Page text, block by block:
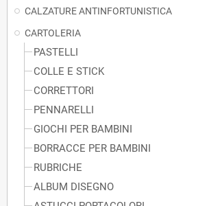
CALZATURE ANTINFORTUNISTICA
CARTOLERIA
PASTELLI
COLLE E STICK
CORRETTORI
PENNARELLI
GIOCHI PER BAMBINI
BORRACCE PER BAMBINI
RUBRICHE
ALBUM DISEGNO